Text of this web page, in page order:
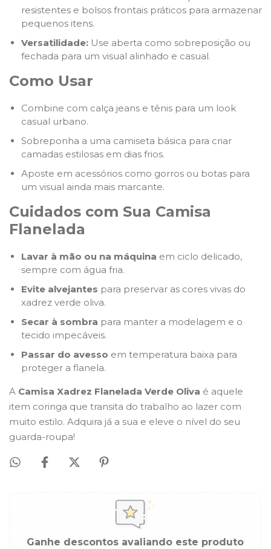
resistentes e bolsos frontais práticos para armazenar
pequenos itens.
Versatilidade: Use aberta como sobreposição ou
fechada para um visual alinhado e casual.
Como Usar
Combine com calça jeans e tênis para um look
casual urbano.
Sobreponha a uma camiseta básica para criar
camadas estilosas em dias frios.
Aposte em acessórios como gorros ou botas para
um visual ainda mais marcante.
Cuidados com Sua Camisa
Flanelada
Lavar à mão ou na máquina em ciclo delicado,
sempre com água fria.
Evite alvejantes para preservar as cores vivas do
xadrez verde oliva.
Secar à sombra para manter a modelagem e o
tecido impecáveis.
Passar do avesso em temperatura baixa para
proteger a flanela.
A Camisa Xadrez Flanelada Verde Oliva é aquele
item coringa que transita do trabalho ao lazer com
muito estilo. Adquira já a sua e eleve o nível do seu
guarda-roupa!
Ganhe descontos avaliando este produto